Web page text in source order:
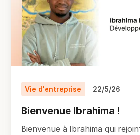
Vie d'entreprise 22/5/26
Bienvenue Ibrahima !
Bienvenue à Ibrahima qui